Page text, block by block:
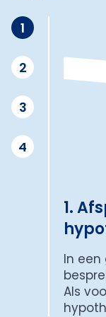
1
2
3
4
1.
In een
Als